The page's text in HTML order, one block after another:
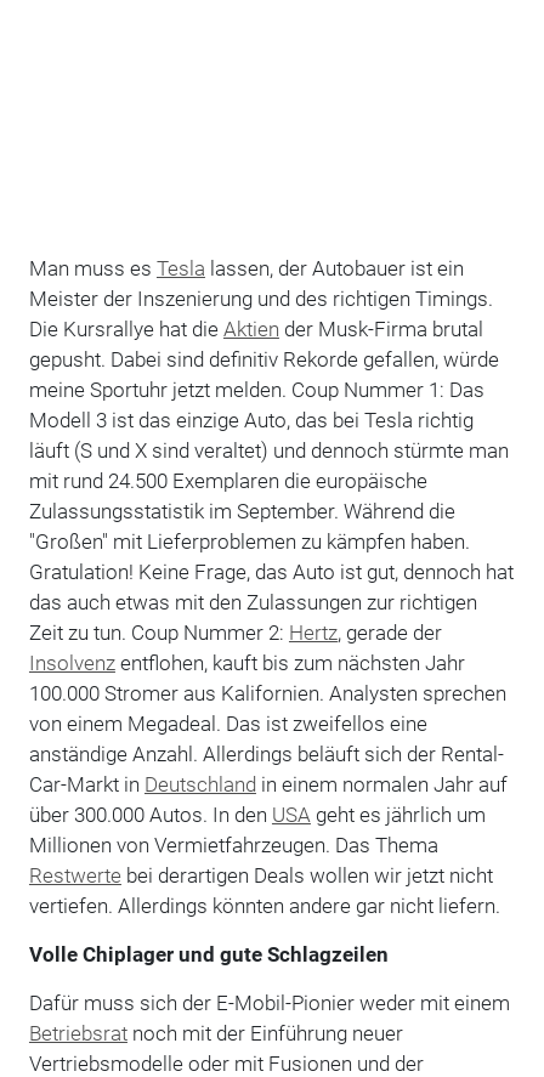
Man muss es Tesla lassen, der Autobauer ist ein
Meister der Inszenierung und des richtigen Timings.
Die Kursrallye hat die Aktien der Musk-Firma brutal
gepusht. Dabei sind definitiv Rekorde gefallen, würde
meine Sportuhr jetzt melden. Coup Nummer 1: Das
Modell 3 ist das einzige Auto, das bei Tesla richtig
läuft (S und X sind veraltet) und dennoch stürmte man
mit rund 24.500 Exemplaren die europäische
Zulassungsstatistik im September. Während die
"Großen" mit Lieferproblemen zu kämpfen haben.
Gratulation! Keine Frage, das Auto ist gut, dennoch hat
das auch etwas mit den Zulassungen zur richtigen
Zeit zu tun. Coup Nummer 2: Hertz, gerade der
Insolvenzentflohen, kauft bis zum nächsten Jahr
100.000 Stromer aus Kalifornien. Analysten sprechen
von einem Megadeal. Das ist zweifellos eine
anständige Anzahl. Allerdings beläuft sich der Rental-
Car-Markt in Deutschland in einem normalen Jahr auf
über 300.000 Autos. In den USA geht es jährlich um
Millionen von Vermietfahrzeugen. Das Thema
Restwerte bei derartigen Deals wollen wir jetzt nicht
vertiefen. Allerdings könnten andere gar nicht liefern.
Volle Chiplager und gute Schlagzeilen
Dafür muss sich der E-Mobil-Pionier weder mit einem
Betriebsratnoch mit der Einführung neuer
Vertriebsmodelle oder mit Fusionen und der